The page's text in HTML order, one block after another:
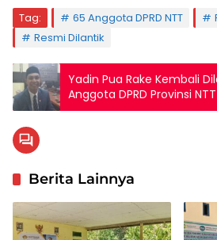
Tag: 65 Anggota DPRD NTT
Resmi Dilantik
Yadin Pua Rake Kembali
Anggota DPRD Provinsi
2029
Berita Lainnya